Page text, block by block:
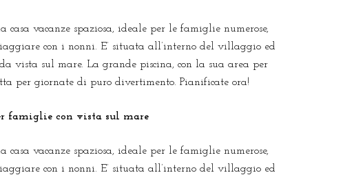
casa vacanze spaziosa, ideale per le famiglie numerose,
con i nonni. E’ situata all’interno del villaggio ed
vista sul mare. La grande piscina, con la sua area per
per giornate di puro divertimento. Pianificate ora!
famiglie con vista sul mare
casa vacanze spaziosa, ideale per le famiglie numerose,
con i nonni. E’ situata all’interno del villaggio ed